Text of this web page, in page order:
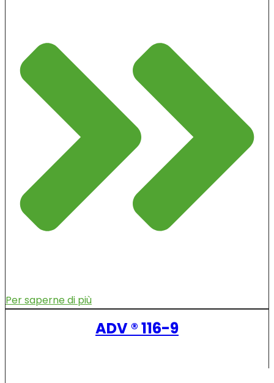
Per saperne di più
ADV ® 116-9